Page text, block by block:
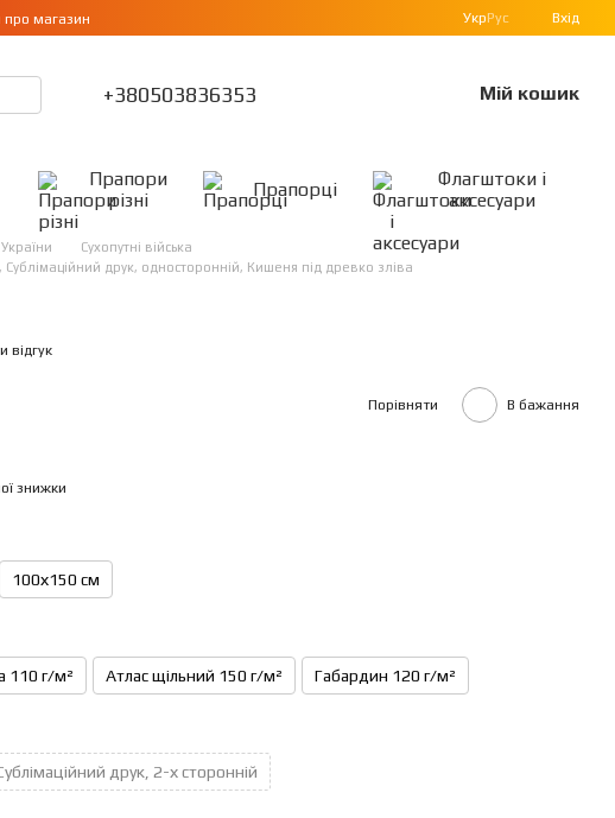
про магазин УкрРус Вхід
+380503836353 Мій кошик
Прапори
різні
Прапорці
Флагштоки і
аксесуари
Сухопутні війська
друк, односторонній, Кишеня під древко зліва
відгук
Порівняти В бажання
знижки
100х150 см
110 г/м² Атлас щільний 150 г/м² Габардин 120 г/м²
друк, 2-х сторонній